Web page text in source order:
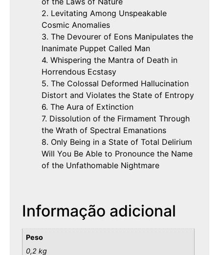
2. Levitating Among Unspeakable
Cosmic Anomalies
3. The Devourer of Eons Manipulates the
Inanimate Puppet Called Man
4. Whispering the Mantra of Death in
Horrendous Ecstasy
5. The Colossal Deformed Hallucination
Distort and Violates the State of Entropy
6. The Aura of Extinction
7. Dissolution of the Firmament Through
the Wrath of Spectral Emanations
8. Only Being in a State of Total Delirium
Will You Be Able to Pronounce the Name
of the Unfathomable Nightmare
Informação adicional
Peso
0,2 kg